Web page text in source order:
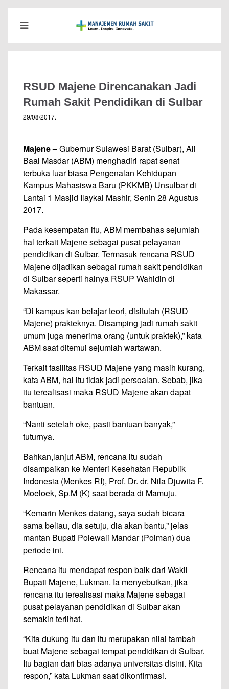
RSUD Majene Direncanakan Jadi
Rumah Sakit Pendidikan di Sulbar
29/08/2017.
Majene –Gubernur Sulawesi Barat (Sulbar), Ali
Baal Masdar (ABM) menghadiri rapat senat
terbuka luar biasa Pengenalan Kehidupan
Kampus Mahasiswa Baru (PKKMB) Unsulbar di
Lantai 1 Masjid Ilaykal Mashir, Senin 28 Agustus
2017.
Pada kesempatan itu, ABM membahas sejumlah
hal terkait Majene sebagai pusat pelayanan
pendidikan di Sulbar. Termasuk rencana RSUD
Majene dijadikan sebagai rumah sakit pendidikan
di Sulbar seperti halnya RSUP Wahidin di
Makassar.
“Di kampus kan belajar teori, disitulah (RSUD
Majene) prakteknya. Disamping jadi rumah sakit
umum juga menerima orang (untuk praktek),” kata
ABM saat ditemui sejumlah wartawan.
Terkait fasilitas RSUD Majene yang masih kurang,
kata ABM, hal itu tidak jadi persoalan. Sebab, jika
itu terealisasi maka RSUD Majene akan dapat
bantuan.
“Nanti setelah oke, pasti bantuan banyak,”
tuturnya.
Bahkan,lanjut ABM, rencana itu sudah
disampaikan ke Menteri Kesehatan Republik
Indonesia (Menkes RI), Prof. Dr. dr. Nila Djuwita F.
Moeloek, Sp.M (K) saat berada di Mamuju.
“Kemarin Menkes datang, saya sudah bicara
sama beliau, dia setuju, dia akan bantu,” jelas
mantan Bupati Polewali Mandar (Polman) dua
periode ini.
Rencana itu mendapat respon baik dari Wakil
Bupati Majene, Lukman. Ia menyebutkan, jika
rencana itu terealisasi maka Majene sebagai
pusat pelayanan pendidikan di Sulbar akan
semakin terlihat.
“Kita dukung itu dan itu merupakan nilai tambah
buat Majene sebagai tempat pendidikan di Sulbar.
Itu bagian dari bias adanya universitas disini. Kita
respon,” kata Lukman saat dikonfirmasi.